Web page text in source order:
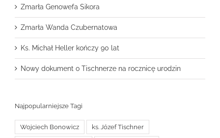
Zmarła Genowefa Sikora
Zmarła Wanda Czubernatowa
Ks. Michał Heller kończy 90 lat
Nowy dokument o Tischnerze na rocznicę urodzin
Najpopularniejsze Tagi
Wojciech Bonowicz ks. Józef Tischner